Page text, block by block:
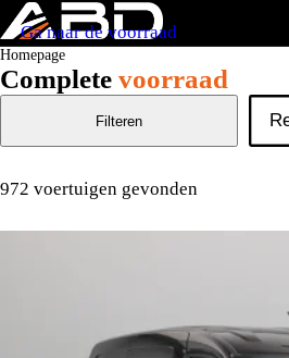
Homepage
Complete voorraad
Ga naar de voorraad
972 voertuigen gevonden
Filteren